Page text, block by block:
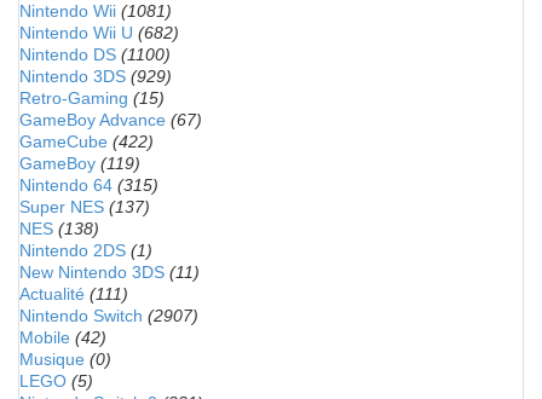
Nintendo Wii (1081)
Nintendo Wii U (682)
Nintendo DS (1100)
Nintendo 3DS (929)
Retro-Gaming (15)
GameBoy Advance (67)
GameCube (422)
GameBoy (119)
Nintendo 64 (315)
Super NES (137)
NES (138)
Nintendo 2DS (1)
New Nintendo 3DS (11)
Actualité (111)
Nintendo Switch (2907)
Mobile (42)
Musique (0)
LEGO (5)